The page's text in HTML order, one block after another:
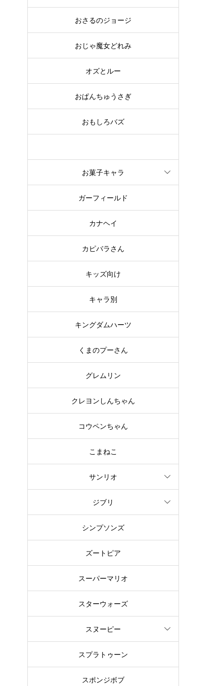
おさるのジョージ
おじゃ魔女どれみ
オズとルー
おぱんちゅうさぎ
おもしろバズ
お菓子キャラ
ガーフィールド
カナヘイ
カピバラさん
キッズ向け
キャラ別
キングダムハーツ
くまのプーさん
グレムリン
クレヨンしんちゃん
コウペンちゃん
こまねこ
サンリオ
ジブリ
シンプソンズ
ズートピア
スーパーマリオ
スターウォーズ
スヌーピー
スプラトゥーン
スポンジボブ